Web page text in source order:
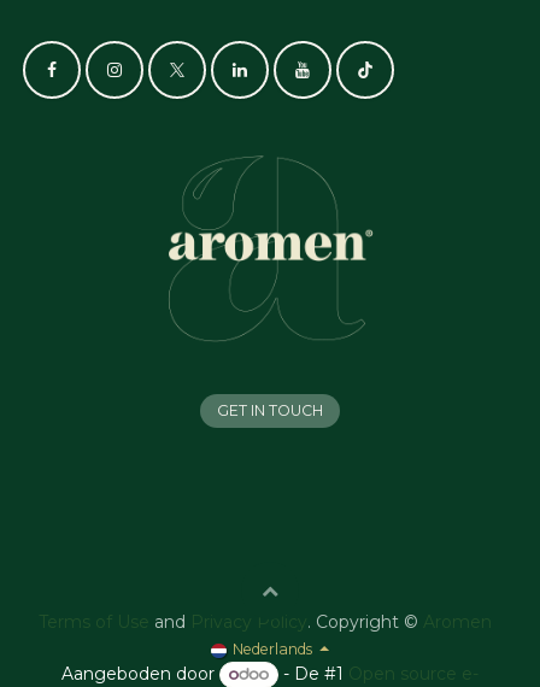
GET IN TOUCH
Terms of Use and Privacy Policy . Copyright © Aromen
Nederlands
Aangeboden door - De #1 Open source e-